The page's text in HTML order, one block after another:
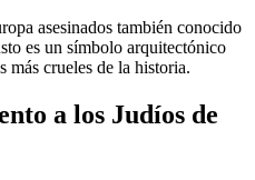
asesinados también conocido
es un símbolo arquitectónico
más crueles de la historia.
a los Judíos de